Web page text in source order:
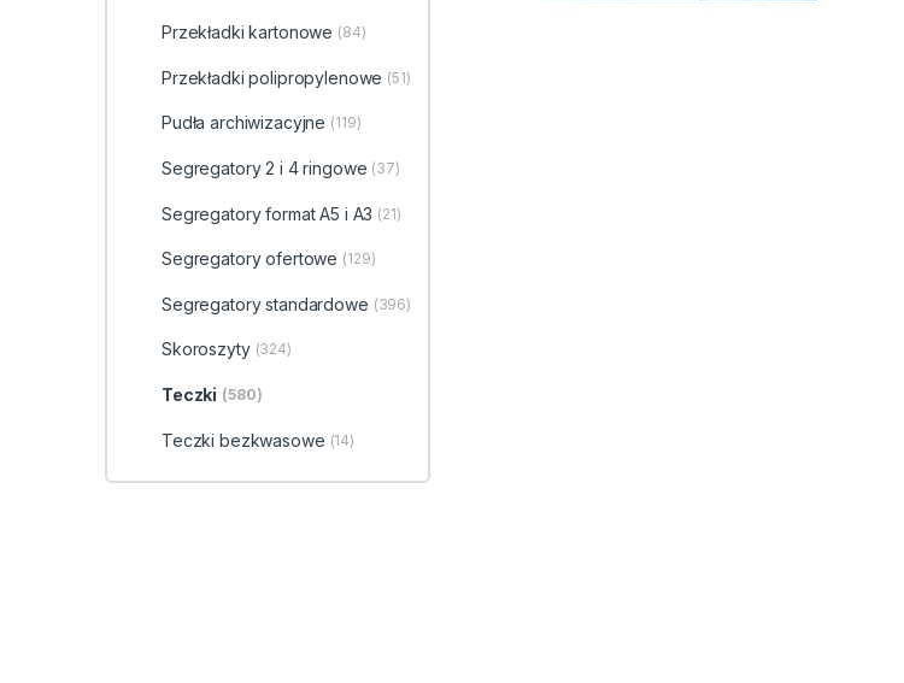
Przekładki kartonowe (84)
Przekładki polipropylenowe (51)
Pudła archiwizacyjne (119)
Segregatory 2 i 4 ringowe (37)
Segregatory format A5 i A3 (21)
Segregatory ofertowe (129)
Segregatory standardowe (396)
Skoroszyty (324)
Teczki (580)
Teczki bezkwasowe (14)